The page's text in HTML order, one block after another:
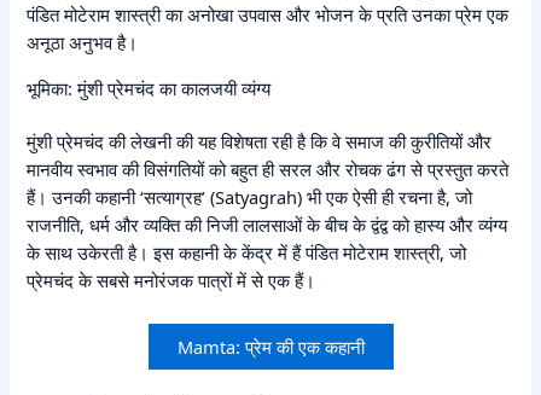
पंडित मोटेराम शास्त्री का अनोखा उपवास और भोजन के प्रति उनका प्रेम एक
अनूठा अनुभव है।
भूमिका: मुंशी प्रेमचंद का कालजयी व्यंग्य
मुंशी प्रेमचंद की लेखनी की यह विशेषता रही है कि वे समाज की कुरीतियों और
मानवीय स्वभाव की विसंगतियों को बहुत ही सरल और रोचक ढंग से प्रस्तुत करते
हैं। उनकी कहानी ‘सत्याग्रह’ (Satyagrah) भी एक ऐसी ही रचना है, जो
राजनीति, धर्म और व्यक्ति की निजी लालसाओं के बीच के द्वंद्व को हास्य और व्यंग्य
के साथ उकेरती है। इस कहानी के केंद्र में हैं पंडित मोटेराम शास्त्री, जो
प्रेमचंद के सबसे मनोरंजक पात्रों में से एक हैं।
Mamta: प्रेम की एक कहानी